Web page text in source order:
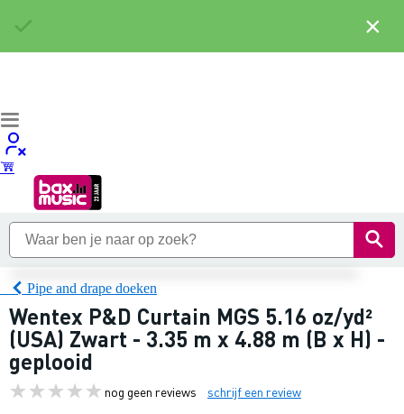
Pipe and drape doeken
Wentex P&D Curtain MGS 5.16 oz/yd²
(USA) Zwart - 3.35 m x 4.88 m (B x H) -
geplooid
nog geen reviews schrijf een review
×